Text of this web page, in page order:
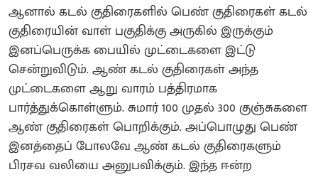
ஆனால் கடல் குதிரைகளில் பெண் குதிரைகள் கடல்
குதிரையின் வாள் பகுதிக்கு அருகில் இருக்கும்
இனப்பெருக்க பையில் முட்டைகளை இட்டு
சென்றுவிடும். ஆண் கடல் குதிரைகள் அந்த
முட்டைகளை ஆறு வாரம் பத்திரமாக
பார்த்துக்கொள்ளும். சுமார் 100 முதல் 300 குஞ்சுகளை
ஆண் குதிரைகள் பொறிக்கும். அப்பொழுது பெண்
இனத்தைப் போலவே ஆண் கடல் குதிரைகளும்
பிரசவ வலியை அனுபவிக்கும். இந்த ஈன்ற